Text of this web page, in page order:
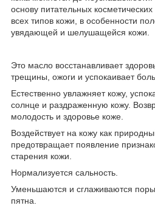
основу питательных
всех типов кожи, в особенности
увядающей и шелушащейся кожи.
Это масло восстанавливает
трещины, ожоги и успокаивает
Естественно увлажняет кожу,
солнце и раздраженную кожу.
молодость и здоровье коже.
Воздействует на кожу как
предотвращает появление
старения кожи.
Нормализуется сальность.
Уменьшаются и сглаживаются
пятна.